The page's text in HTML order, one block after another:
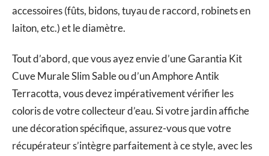
accessoires (fûts, bidons, tuyau de raccord, robinets en
laiton, etc.) et le diamètre.
Tout d’abord, que vous ayez envie d’une Garantia Kit
Cuve Murale Slim Sable ou d’un Amphore Antik
Terracotta, vous devez impérativement vérifier les
coloris de votre collecteur d’eau. Si votre jardin affiche
une décoration spécifique, assurez-vous que votre
récupérateur s’intègre parfaitement à ce style, avec les